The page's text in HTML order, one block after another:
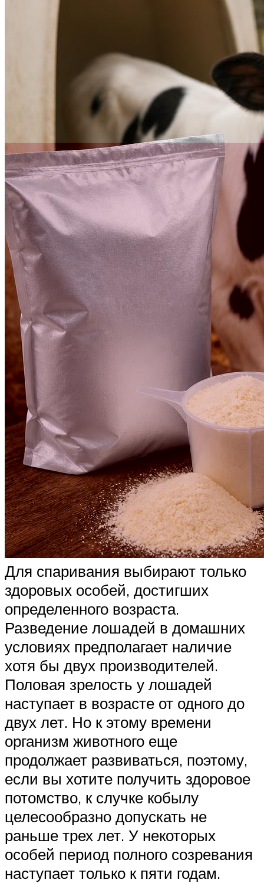
Для спаривания выбирают только
здоровых особей, достигших
определенного возраста.
Разведение лошадей в домашних
условиях предполагает наличие
хотя бы двух производителей.
Половая зрелость у лошадей
наступает в возрасте от одного до
двух лет. Но к этому времени
организм животного еще
продолжает развиваться, поэтому,
если вы хотите получить здоровое
потомство, к случке кобылу
целесообразно допускать не
раньше трех лет. У некоторых
особей период полного созревания
наступает только к пяти годам.